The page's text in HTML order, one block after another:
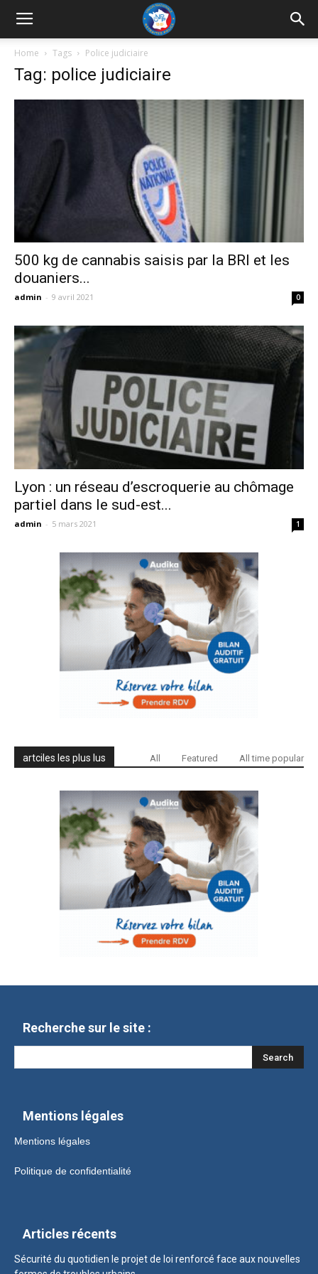
UNRP
Home Tags Police judiciaire
Tag: police judiciaire
500 kg de cannabis saisis par la BRI et les
douaniers...
admin - 9 avril 2021 0
Lyon : un réseau d’escroquerie au chômage
partiel dans le sud-est...
admin - 5 mars 2021 1
artciles les plus lus All Featured All time popular
Recherche sur le site :
Mentions légales
Mentions légales
Politique de confidentialité
Articles récents
Sécurité du quotidien le projet de loi renforcé face aux nouvelles